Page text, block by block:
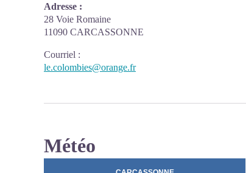
Adresse :
28 Voie Romaine
11090 CARCASSONNE
Courriel :
le.colombies@orange.fr
Météo